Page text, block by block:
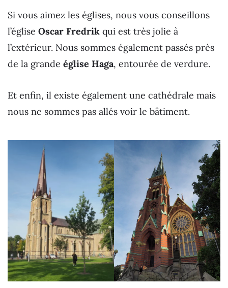
Si vous aimez les églises, nous vous conseillons
l’église Oscar Fredrik qui est très jolie à
l’extérieur. Nous sommes également passés près
de la grande église Haga, entourée de verdure.
Et enfin, il existe également une cathédrale mais
nous ne sommes pas allés voir le bâtiment.